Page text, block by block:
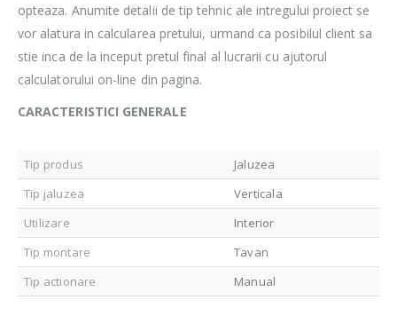
opteaza. Anumite detalii de tip tehnic ale intregului proiect se
vor alatura in calcularea pretului, urmand ca posibilul client sa
stie inca de la inceput pretul final al lucrarii cu ajutorul
calculatorului on-line din pagina.
CARACTERISTICI GENERALE
Tip produs
Jaluzea
Tip jaluzea
Verticala
Utilizare
Interior
Tip montare
Tavan
Tip actionare
Manual